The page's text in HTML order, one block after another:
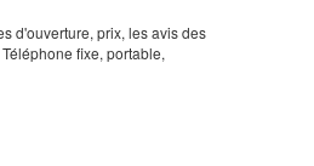
d'ouverture, prix, les avis des
fixe, portable,